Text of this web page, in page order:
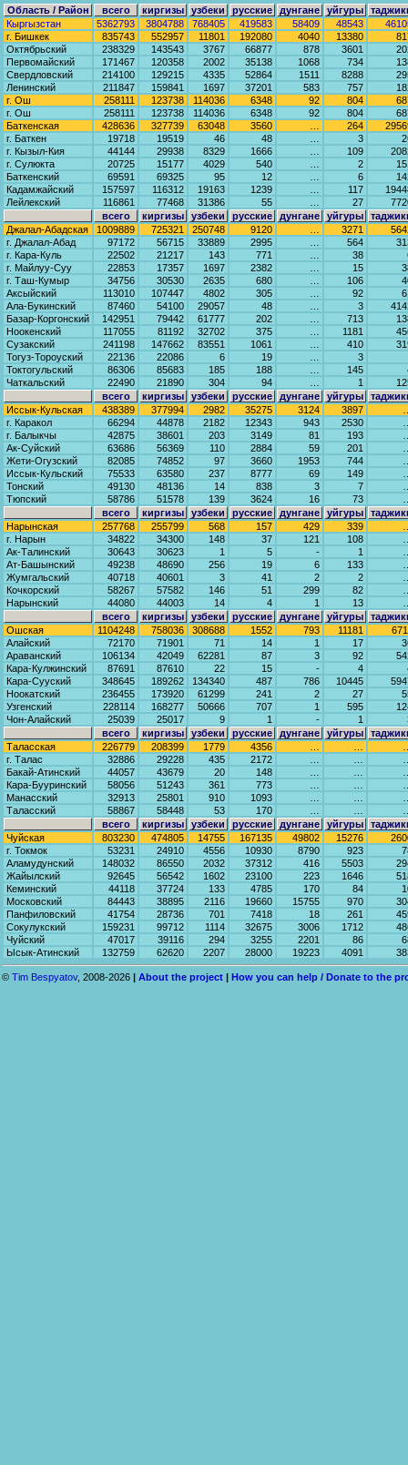
Область / Район всего киргизы узбеки русские дунгане уйгуры
Кыргызстан
5362793 3804788 768405 419583 58409 48543
г. Бишкек
835743 552957 11801 192080 4040 13380
Октябрьский
238329 143543 3767 66877 878 3601
Первомайский
171467 120358 2002 35138 1068 734
Свердловский
214100 129215 4335 52864 1511 8288
Ленинский
211847 159841 1697 37201 583 757
г. Ош
258111 123738 114036 6348 92 804
г. Ош
258111 123738 114036 6348 92 804
Баткенская
428636 327739 63048 3560 264
г. Баткен
19718 19519 46 48 3
г. Кызыл-Кия
44144 29938 8329 1666 109
г. Сулюкта
20725 15177 4029 540 2
Баткенский
69591 69325 95 12 6
Кадамжайский
157597 116312 19163 1239 117
Лейлекский
116861 77468 31386 55 27
всего
киргизы узбеки русские дунгане уйгуры
Джалал-Абадская
1009889 725321 250748 9120 3271
г. Джалал-Абад
97172 56715 33889 2995 564
г. Кара-Куль
22502 21217 143 771 38
г. Майлуу-Суу
22853 17357 1697 2382 15
г. Таш-Кумыр
34756 30530 2635 680 106
Аксыйский
113010 107447 4802 305 92
Ала-Букинский
87460 54100 29057 48 3
Базар-Коргонский
142951 79442 61777 202 713
Ноокенский
117055 81192 32702 375 1181
Сузакский
241198 147662 83551 1061 410
Тогуз-Тороуский
22136 22086 6 19
3
Токтогульский
86306 85683 185 188 145
Чаткальский
22490 21890 304 94 1
всего
киргизы узбеки русские дунгане уйгуры
Иссык-Кульская
438389 377994 2982 35275 3124 3897
г. Каракол
66294 44878 2182 12343 943 2530
г. Балыкчы
42875 38601 203 3149 81 193
Ак-Суйский
63686 56369 110 2884 59 201
Жети-Огузский
82085 74852 97 3660 1953 744
Иссык-Кульский
75533 63580 237 8777 69 149
Тонский
49130 48136 14 838 3 7
Тюпский
58786 51578 139 3624 16 73
всего
киргизы узбеки русские дунгане уйгуры
Нарынская
257768 255799 568 157 429 339
г. Нарын
34822 34300 148 37 121 108
Ак-Талинский
30643 30623 1 5 - 1
Ат-Башынский
49238 48690 256 19 6 133
Жумгальский
40718 40601 3 41 2 2
Кочкорский
58267 57582 146 51 299 82
Нарынский
44080 44003 14 4 1 13
всего
киргизы узбеки русские дунгане уйгуры
Ошская
1104248 758036 308688 1552 793 11181
Алайский
72170 71901 71 14 1 17
Араванский
106134 42049 62281 87 3 92
Кара-Кулжинский
87691 87610 22 15 - 4
Кара-Сууский
348645 189262 134340 487 786 10445
Ноокатский
236455 173920 61299 241 2 27
Узгенский
228114 168277 50666 707 1 595
Чон-Алайский
25039 25017 9 1 - 1
всего
киргизы узбеки русские дунгане уйгуры
Таласская
226779 208399 1779 4356
г. Талас
32886 29228 435 2172
Бакай-Атинский
44057 43679 20 148
Кара-Бууринский
58056 51243 361 773
Манасский
32913 25801 910 1093
Таласский
58867 58448 53 170
всего
киргизы узбеки русские дунгане уйгуры
Чуйская
803230 474805 14755 167135 49802 15276
г. Токмок
53231 24910 4556 10930 8790 923
Аламудунский
148032 86550 2032 37312 416 5503
Жайылский
92645 56542 1602 23100 223 1646
Кеминский
44118 37724 133 4785 170 84
Московский
84443 38895 2116 19660 15755 970
Панфиловский
41754 28736 701 7418 18 261
Сокулукский
159231 99712 1114 32675 3006 1712
Чуйский
47017 39116 294 3255 2201 86
Ысык-Атинский
132759 62620 2207 28000 19223 4091
© Tim Bespyatov, 2008-2026 | About the project | How you can help / Donate to the